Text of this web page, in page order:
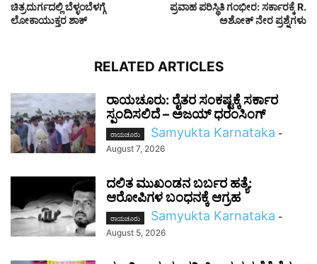
ಚಿತ್ರದುರ್ಗದಲ್ಲಿ ಬೆಳ್ಳಂಬೆಳಗ್ಗೆ
ಲೋಕಾಯುಕ್ತರ ಶಾಕ್
ಪ್ರವಾಹ ಪರಿಸ್ಥಿತಿ ಗಂಭೀರ: ಸರ್ಕಾರಕ್ಕೆ R.
ಅಶೋಕ್ ನೇರ ಪ್ರಶ್ನೆಗಳು
RELATED ARTICLES
ರಾಯಚೂರು: ರೈತರ ಸಂಕಷ್ಟಕ್ಕೆ ಸರ್ಕಾರ
ಸ್ಪಂದಿಸಲಿದೆ – ಅಜಯ್ ಧರಂಸಿಂಗ್
ರಾಯಚೂರು Samyukta Karnataka -
August 7, 2026
ದಲಿತ ಮುಖಂಡನ ಬರ್ಬರ ಹತ್ಯೆ:
ಆರೋಪಿಗಳ ಬಂಧನಕ್ಕೆ ಆಗ್ರಹ
ರಾಯಚೂರು Samyukta Karnataka -
August 5, 2026